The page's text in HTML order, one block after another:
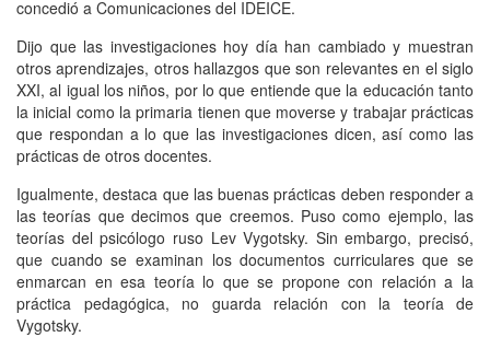
concedió a Comunicaciones del IDEICE.
Dijo que las investigaciones hoy día han cambiado y muestran
otros aprendizajes, otros hallazgos que son relevantes en el siglo
XXI, al igual los niños, por lo que entiende que la educación tanto
la inicial como la primaria tienen que moverse y trabajar prácticas
que respondan a lo que las investigaciones dicen, así como las
prácticas de otros docentes.
Igualmente, destaca que las buenas prácticas deben responder a
las teorías que decimos que creemos. Puso como ejemplo, las
teorías del psicólogo ruso Lev Vygotsky. Sin embargo, precisó,
que cuando se examinan los documentos curriculares que se
enmarcan en esa teoría lo que se propone con relación a la
práctica pedagógica, no guarda relación con la teoría de
Vygotsky.